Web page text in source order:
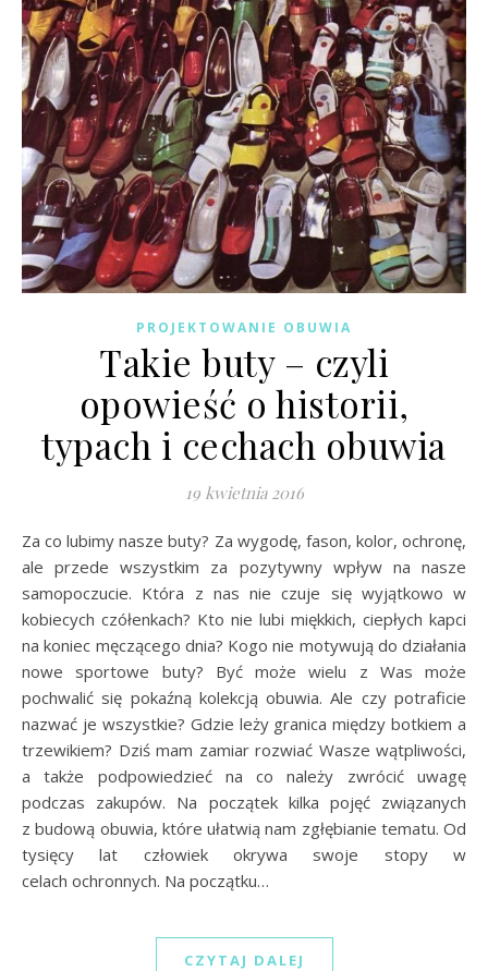
PROJEKTOWANIE OBUWIA
Takie buty – czyli
opowieść o historii,
typach i cechach obuwia
19 kwietnia 2016
Za co lubimy nasze buty? Za wygodę, fason, kolor, ochronę,
ale przede wszystkim za pozytywny wpływ na nasze
samopoczucie. Która z nas nie czuje się wyjątkowo w
kobiecych czółenkach? Kto nie lubi miękkich, ciepłych kapci
na koniec męczącego dnia? Kogo nie motywują do działania
nowe sportowe buty? Być może wielu z Was może
pochwalić się pokaźną kolekcją obuwia. Ale czy potraficie
nazwać je wszystkie? Gdzie leży granica między botkiem a
trzewikiem? Dziś mam zamiar rozwiać Wasze wątpliwości,
a także podpowiedzieć na co należy zwrócić uwagę
podczas zakupów. Na początek kilka pojęć związanych
z budową obuwia, które ułatwią nam zgłębianie tematu. Od
tysięcy lat człowiek okrywa swoje stopy w
celach ochronnych. Na początku…
CZYTAJ DALEJ